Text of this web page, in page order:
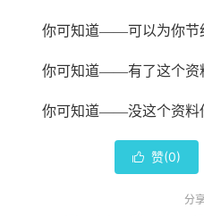
你可知道——可以为你节
你可知道——有了这个资
你可知道——没这个资料
 赞(0)
分